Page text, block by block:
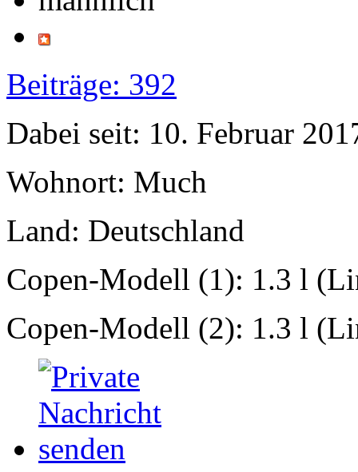
Beiträge: 392
Dabei seit: 10. Februar
Wohnort: Much
Land: Deutschland
Copen-Modell (1): 1.3 l
Copen-Modell (2): 1.3 l